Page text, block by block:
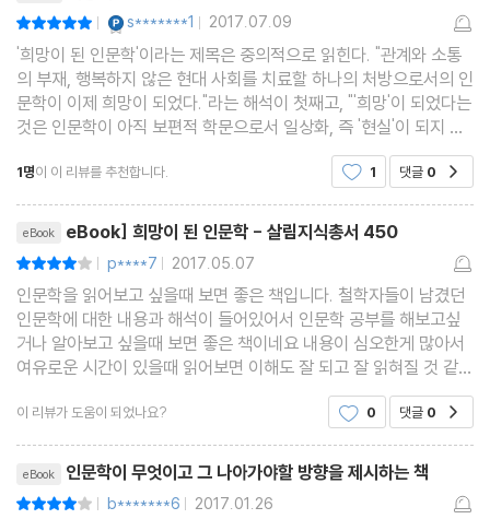
| s*******1 | 2017.07.09
'희망이 된 인문학'이라는 제목은 중의적으로 읽힌다. "관계와 소통
의 부재, 행복하지 않은 현대 사회를 치료할 하나의 처방으로서의 인
문학이 이제 희망이 되었다."라는 해석이 첫째고, "'희망'이 되었다는
것은 인문학이 아직 보편적 학문으로서 일상화, 즉 '현실'이 되지 못
했다."는 것이 두 번째 의미이다. 어느 쪽이 되었건 경제적 효용성 논
리에 밀려 인문학이 사장 위기에 빠진지
1명이 이 리뷰를 추천합니다. 1 댓글 0
eBook eBook] 희망이 된 인문학 - 살림지식총서 450
| p****7 | 2017.05.07
인문학을 읽어보고 싶을때 보면 좋은 책입니다. 철학자들이 남겼던
인문학에 대한 내용과 해석이 들어있어서 인문학 공부를 해보고싶
거나 알아보고 싶을때 보면 좋은 책이네요 내용이 심오한게 많아서
여유로운 시간이 있을때 읽어보면 이해도 잘 되고 잘 읽혀질 것 같습
니다. 평소에 인문학에 대해 읽어보고 싶었는데 좋은 책이 나와서 읽
어볼 수 있어서 매우 좋습니다.
이 리뷰가 도움이 되었나요? 0 댓글 0
eBook 인문학이 무엇이고 그 나아가야할 방향을 제시하는 책
| b*******6 | 2017.01.26